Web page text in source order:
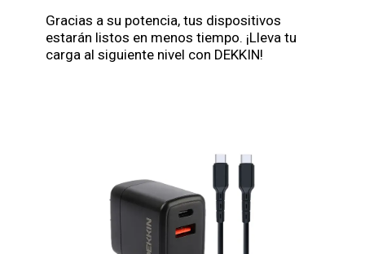
Gracias a su potencia, tus dispositivos
estarán listos en menos tiempo. ¡Lleva tu
carga al siguiente nivel con DEKKIN!